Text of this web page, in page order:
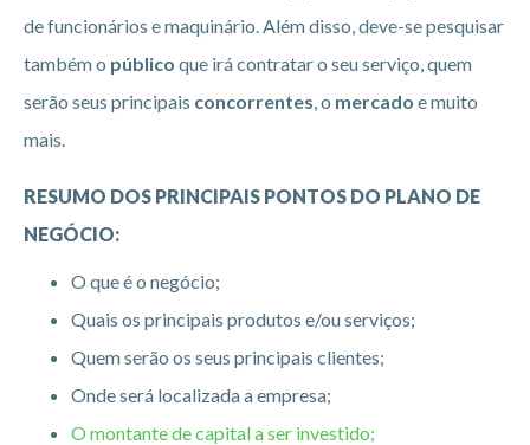
de funcionários e maquinário. Além disso, deve-se pesquisar
também o público que irá contratar o seu serviço, quem
serão seus principais concorrentes , o mercado e muito
mais.
RESUMO DOS PRINCIPAIS PONTOS DO PLANO DE
NEGÓCIO:
O que é o negócio;
Quais os principais produtos e/ou serviços;
Quem serão os seus principais clientes;
Onde será localizada a empresa;
O montante de capital a ser investido;